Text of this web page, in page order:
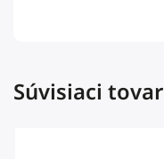
Súvisiaci tovar